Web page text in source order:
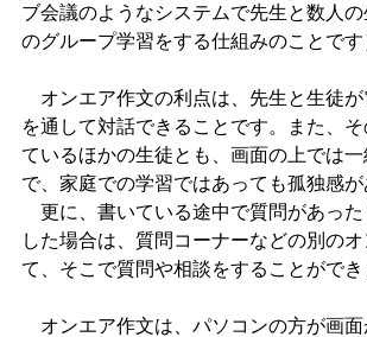
ブ会議のようなシステムで先生と数人
のグループ学習をする仕組みのことです
オンエア作文の利点は、先生と生徒
を通して対話できることです。また、
ているほかの生徒とも、画面の上では
で、家庭での学習ではあっても孤独感が
更に、書いている途中で質問があっ
した場合は、質問コーナーなどの別の
て、そこで質問や相談をすることができ
オンエア作文は、パソコンの方が画